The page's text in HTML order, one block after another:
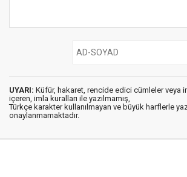
UYARI: Küfür, hakaret, rencide edici cümleler veya
içeren, imla kuralları ile yazılmamış,
Türkçe karakter kullanılmayan ve büyük harflerle
onaylanmamaktadır.